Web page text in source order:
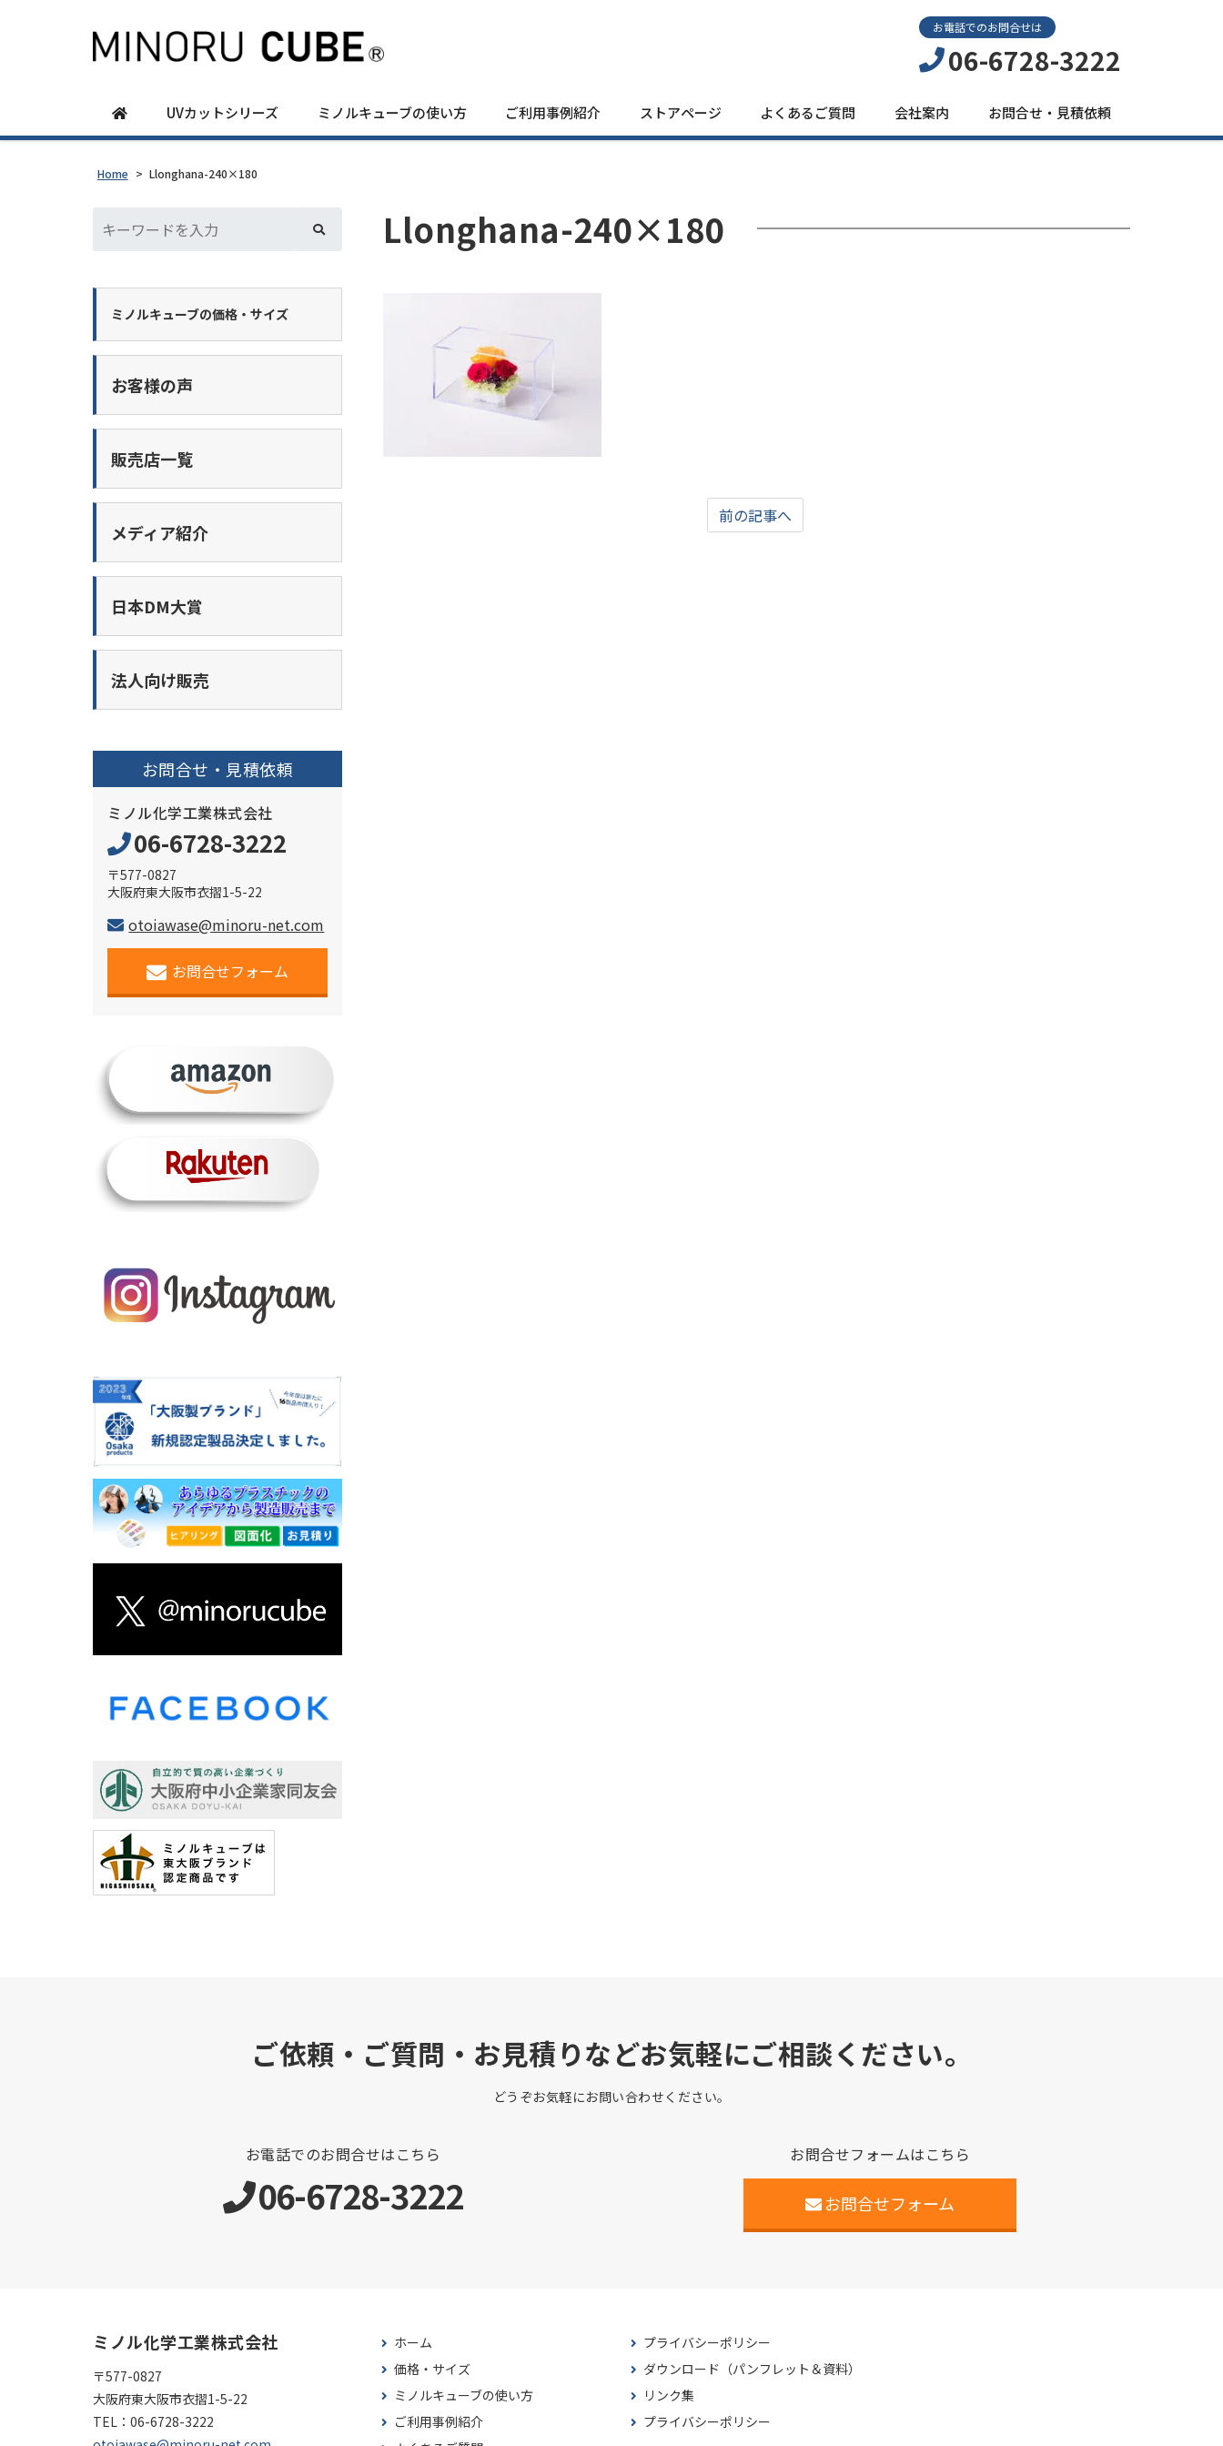
お電話でのお問合せは
06-6728-3222
UVカットシリーズ ミノルキューブの使い方 ご利用事例紹介 ストアページ よくあるご質問 会社案内 お問合せ・見積依頼
Home > Llonghana-240×180
Llonghana-240×180
前の記事へ
ミノルキューブの価格・サイズ
お客様の声
販売店一覧
メディア紹介
日本DM大賞
法人向け販売
お問合せ・見積依頼
ミノル化学工業株式会社
06-6728-3222
〒577-0827
大阪府東大阪市衣摺1-5-22
otoiawase@minoru-net.com
お問合せフォーム
ご依頼・ご質問・お見積りなどお気軽にご相談ください。
どうぞお気軽にお問い合わせください。
お電話でのお問合せはこちら
06-6728-3222
お問合せフォームはこちら
お問合せフォーム
ミノル化学工業株式会社
〒577-0827
大阪府東大阪市衣摺1-5-22
TEL： 06-6728-3222
ホーム
価格・サイズ
ミノルキューブの使い方
ご利用事例紹介
プライバシーポリシー
ダウンロード（パンフレット＆資料）
リンク集
プライバシーポリシー